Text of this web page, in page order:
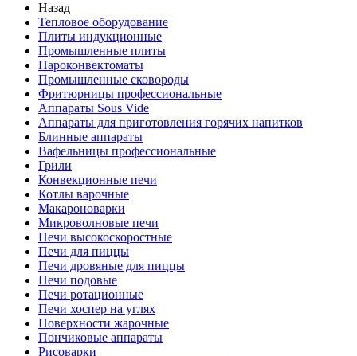
Назад
Тепловое оборудование
Плиты индукционные
Промышленные плиты
Пароконвектоматы
Промышленные сковороды
Фритюрницы профессиональные
Аппараты Sous Vide
Аппараты для приготовления горячих напитков
Блинные аппараты
Вафельницы профессиональные
Грили
Конвекционные печи
Котлы варочные
Макароноварки
Микроволновые печи
Печи высокоскоростные
Печи для пиццы
Печи дровяные для пиццы
Печи подовые
Печи ротационные
Печи хоспер на углях
Поверхности жарочные
Пончиковые аппараты
Рисоварки